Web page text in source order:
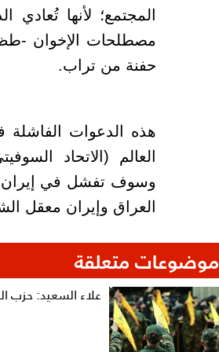
المجتمع؛ لأنها
مصطلحات الإخوان -
حفنة من تراب.
هذه الدعوات
العالم (الاتحاد
وسوف تفشل في إيران
العراق وإيران معقل
موضوعات متعلقة
علاء السعيد: حزب